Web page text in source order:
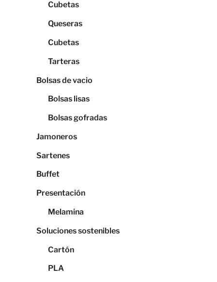
Cubetas
Queseras
Cubetas
Tarteras
Bolsas de vacio
Bolsas lisas
Bolsas gofradas
Jamoneros
Sartenes
Buffet
Presentación
Melamina
Soluciones sostenibles
Cartón
PLA